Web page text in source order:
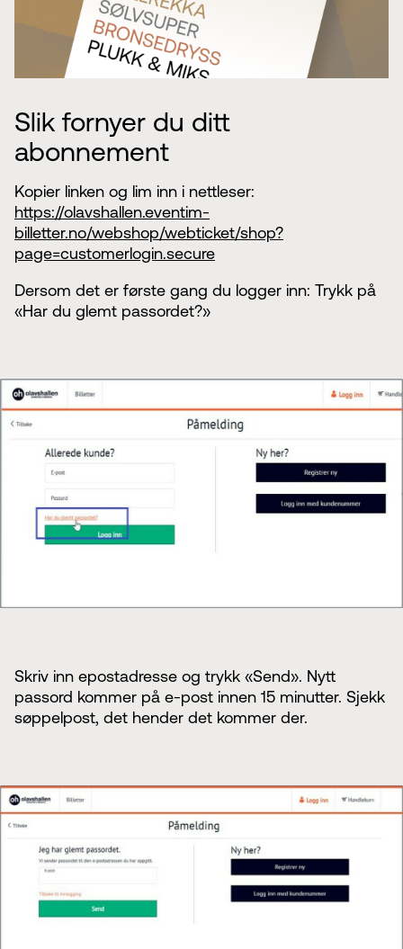
TSOs venner
Bærekraft & samfunn
TSO mot 2030
Barn & unge
TSO talent
Princess Astrid International Music Competition
Samarbeidspartnere
Nyheter
Slik fornyer du ditt
abonnement
Kopier linken og lim inn i nettleser:
https://olavshallen.eventim-
billetter.no/webshop/webticket/shop?
page=customerlogin.secure
Dersom det er første gang du logger inn: Trykk på
«Har du glemt passordet?»
Skriv inn epostadresse og trykk «Send». Nytt
passord kommer på e-post innen 15 minutter. Sjekk
søppelpost, det hender det kommer der.